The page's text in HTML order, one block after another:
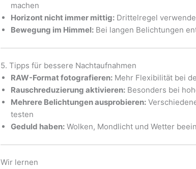
machen
Horizont nicht immer mittig: Drittelregel
Bewegung im Himmel: Bei langen Belichtungen
5. Tipps für bessere Nachtaufnahmen
RAW-Format fotografieren: Mehr Flexibilität bei
Rauschreduzierung aktivieren: Besonders bei
Mehrere Belichtungen ausprobieren:
testen
Geduld haben: Wolken, Mondlicht und Wetter
Wir lernen